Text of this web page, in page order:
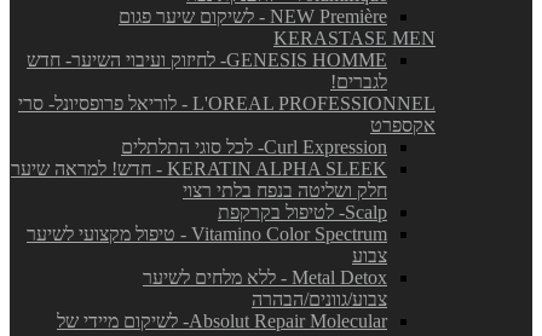
NEW Première - לשיקום שיער פגום
KERASTASE MEN
GENESIS HOMME- לחיזוק ועיבוי השיער- חדש
לגברים!
L'OREAL PROFESSIONNEL - לוריאל פרופסיונל- סרי
אקספרט
Curl Expression- לכל סוגי התלתלים
KERATIN ALPHA SLEEK - חדש! למראה שיער
חלק ושליטה בנפח בלתי רצוי
Scalp- לטיפול בקרקפת
Vitamino Color Spectrum - טיפול מקצועי לשיער
צבוע
Metal Detox - ללא מלחים לשיער
צבוע/גוונים/הבהרה
Absolut Repair Molecular- לשיקום מיידי של